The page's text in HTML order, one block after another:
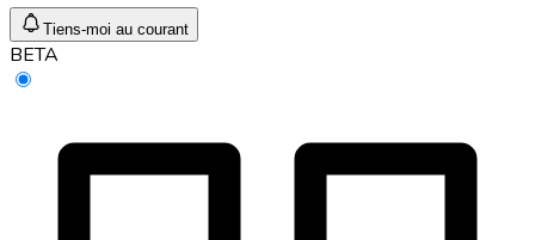
Tiens-moi au courant
BETA